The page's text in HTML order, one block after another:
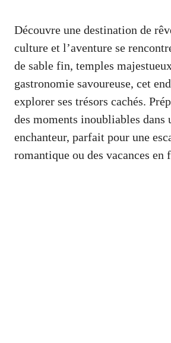
Découvre une destination de
culture et l’aventure se
de sable fin, temples
gastronomie savoureuse, cet
explorer ses trésors cachés.
des moments inoubliables dans
enchanteur, parfait pour une
romantique ou des vacances en